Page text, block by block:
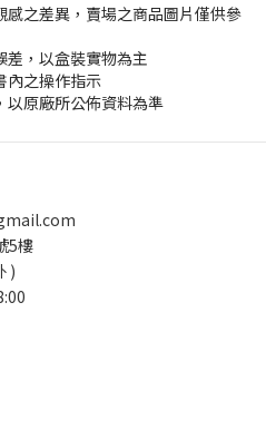
感之差異，賣場之商品圖片僅供參
差，以盒裝實物為主
內之操作指示
以原廠所公佈資料為準
5樓
)